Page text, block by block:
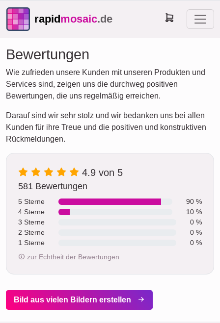
rapidmosaic.de
Bewertungen
Wie zufrieden unsere Kunden mit unseren Produkten und
Services sind, zeigen uns die durchweg positiven
Bewertungen, die uns regelmäßig erreichen.
Darauf sind wir sehr stolz und wir bedanken uns bei allen
Kunden für ihre Treue und die positiven und konstruktiven
Rückmeldungen.
4.9 von 5
581 Bewertungen
5 Sterne
90 %
4 Sterne
10 %
3 Sterne
0 %
2 Sterne
0 %
1 Sterne
0 %
zur Echtheit der Bewertungen
Bild aus vielen Bildern erstellen